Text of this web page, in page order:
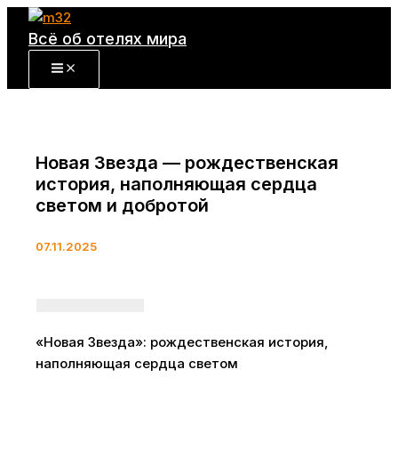
Перейти
содержимому
Всё об отелях мира
Новая Звезда — рождественская
история, наполняющая сердца
светом и добротой
07.11.2025
«Новая Звезда»: рождественская история,
наполняющая сердца светом